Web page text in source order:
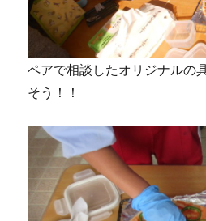
ペアで相談したオリジナルの
そう！！